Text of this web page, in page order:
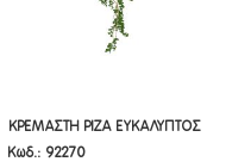
ΚΡΕΜΑΣΤΗ ΡΙΖΑ ΕΥΚΑΛΥΠΤΟΣ
190ΕΚ
ΚΡΕΜΑΣΤΗ ΡΙΖΑ ΕΥΚΑΛΥΠΤΟΣ
190ΕΚ
Κωδ.: 92270